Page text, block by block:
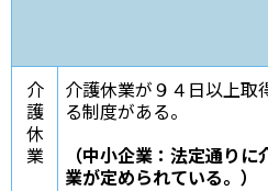
介
護
休
業
介護休業が９４日以上取
る制度がある。
（中小企業：法定通りに
業が定められている。）